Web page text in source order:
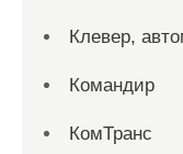
Клевер,
Командир
КомТранс